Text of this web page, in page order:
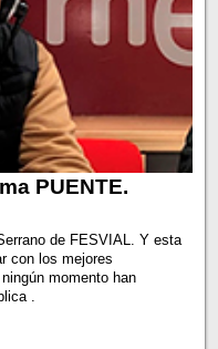
PUENTE.
de FESVIAL. Y esta
con los mejores
momento han
.